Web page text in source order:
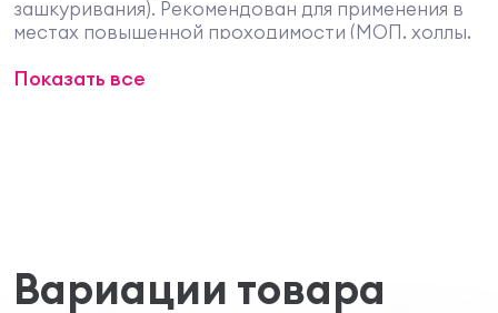
зашкуривания). Рекомендован для применения в
местах повышенной проходимости (МОП, холлы,
использоваться в детских учреждениях и
относительной влажности воздуха – не более 80
Показать все
Вариации товара